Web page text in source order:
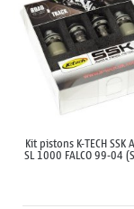
Kit pistons K-TECH SSK
SL 1000 FALCO 99-04